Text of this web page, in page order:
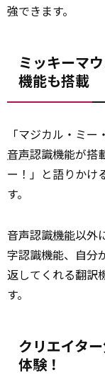
強できます。
ミッキーマ
機能も搭載
「マジカル・ミ
音声認識機能が搭
ー！」と語りかけ
す。
音声認識機能以外
字認識機能、自分
返してくれる翻訳
す。
クリエイタ
体験！